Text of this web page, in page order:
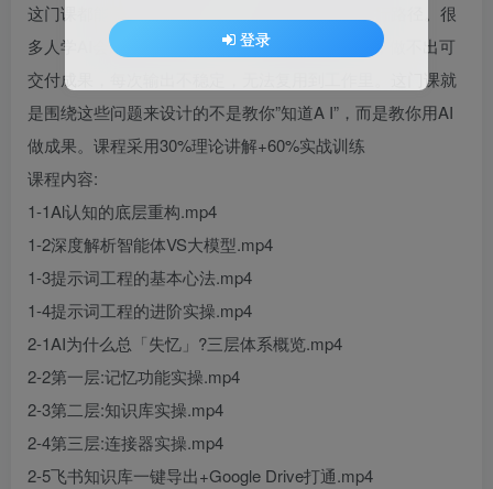
这门课都能帮你快速建立一套可落地的方法和执行路径。很
多人学AI会遇到这几个问题：听懂了但用不出来，做不出可
交付成果，每次输出不稳定，无法复用到工作里。这门课就
是围绕这些问题来设计的不是教你”知道A I”，而是教你用AI
做成果。课程采用30%理论讲解+60%实战训练
课程内容:
1-1Al认知的底层重构.mp4
1-2深度解析智能体VS大模型.mp4
1-3提示词工程的基本心法.mp4
1-4提示词工程的进阶实操.mp4
2-1AI为什么总「失忆」?三层体系概览.mp4
2-2第一层:记忆功能实操.mp4
2-3第二层:知识库实操.mp4
2-4第三层:连接器实操.mp4
2-5飞书知识库一键导出+Google Drive打通.mp4
登录